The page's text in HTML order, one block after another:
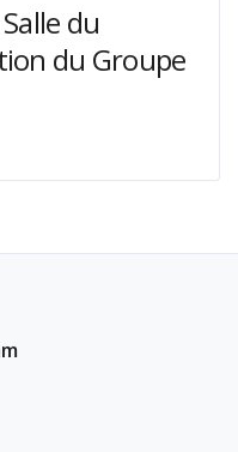
du
du Groupe